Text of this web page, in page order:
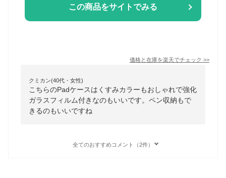
この商品をサイトでみる
価格と在庫を楽天でチェック >>
クミカン(40代・女性)
こちらのPadケースはくすみカラーもおしゃれで強化
ガラスフィルム付きなのもいいです。ペン収納もで
きるのもいいですね
全てのおすすめコメント（2件）